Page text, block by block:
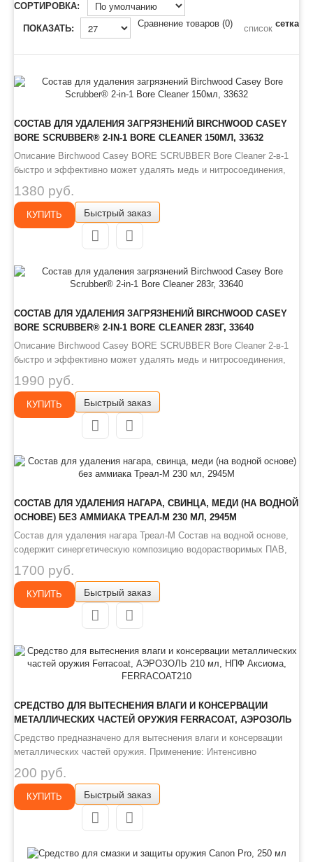
СОРТИРОВКА:
ПОКАЗАТЬ: Сравнение товаров (0) список сетка
СОСТАВ ДЛЯ УДАЛЕНИЯ ЗАГРЯЗНЕНИЙ BIRCHWOOD CASEY
BORE SCRUBBER® 2-IN-1 BORE CLEANER 150МЛ, 33632
Описание Birchwood Casey BORE SCRUBBER Bore Cleaner 2-в-1
быстро и эффективно может удалять медь и нитросоединения,
причем без применения каких-либо высокотоксичных
ингредиентов. Данный продукт отлично размягчает твердые
остатки в ствольной коробке и спусковом механизме, он также
содержит пр..
1380 руб.
КУПИТЬ Быстрый заказ
СОСТАВ ДЛЯ УДАЛЕНИЯ ЗАГРЯЗНЕНИЙ BIRCHWOOD CASEY
BORE SCRUBBER® 2-IN-1 BORE CLEANER 283Г, 33640
Описание Birchwood Casey BORE SCRUBBER Bore Cleaner 2-в-1
быстро и эффективно может удалять медь и нитросоединения,
причем без применения каких-либо высокотоксичных
ингредиентов. Данный продукт отлично размягчает твердые
остатки в ствольной коробке и спусковом механизме, он также
содержит пр..
1990 руб.
КУПИТЬ Быстрый заказ
СОСТАВ ДЛЯ УДАЛЕНИЯ НАГАРА, СВИНЦА, МЕДИ (НА ВОДНОЙ
ОСНОВЕ) БЕЗ АММИАКА ТРЕАЛ-М 230 МЛ, 2945M
Состав для удаления нагара Треал-М Состав на водной основе,
содержит синергетическую композицию водорастворимых ПАВ,
органических аминов, комплексов и ингибиторов коррозии черных
металлов. Не содержит аммиака. Высокоэффективный состав
для удаления особо большого нагара с наличием свинца и м..
1700 руб.
КУПИТЬ Быстрый заказ
СРЕДСТВО ДЛЯ ВЫТЕСНЕНИЯ ВЛАГИ И КОНСЕРВАЦИИ
МЕТАЛЛИЧЕСКИХ ЧАСТЕЙ ОРУЖИЯ FERRACOAT, АЭРОЗОЛЬ
210 МЛ, НПФ АКСИОМА, FERRACOAT210
Средство предназначено для вытеснения влаги и консервации
металлических частей оружия. Применение: Интенсивно
встряхните аэрозоль Нанесите на металлическую поверхность
оружия. Возможно образование пены Протрите поверхность после
нанесения сухим протирочным материалом При необходимости..
200 руб.
КУПИТЬ Быстрый заказ